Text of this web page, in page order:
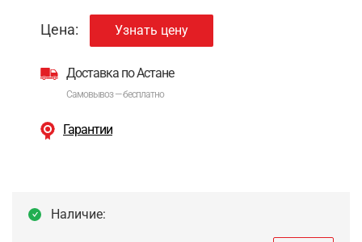
Цена: Узнать цену
Доставка по Астане
Самовывоз — бесплатно
Гарантии
Наличие: